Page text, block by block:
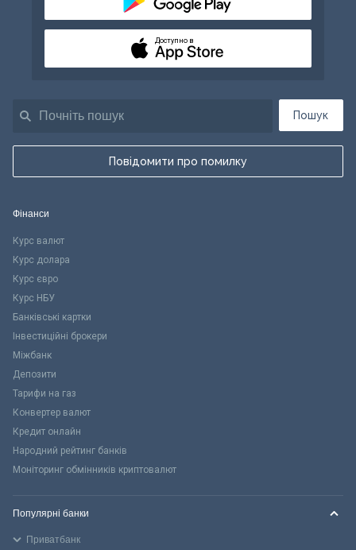
Пошук
Повідомити про помилку
Доступно в
Фінанси
Курс валют
Курс долара
Курс євро
Курс НБУ
Банківські картки
Інвестиційні брокери
Міжбанк
Депозити
Тарифи на газ
Конвертер валют
Кредит онлайн
Народний рейтинг банків
Моніторинг обмінників криптовалют
Популярні банки
Приватбанк